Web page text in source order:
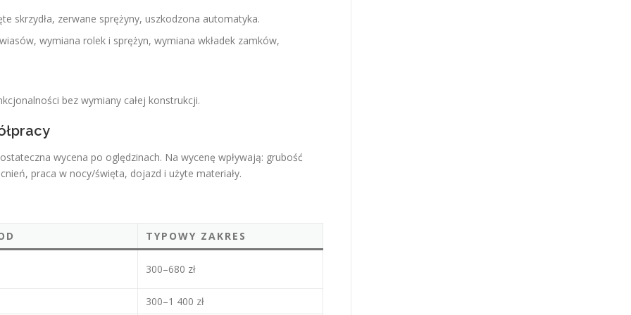
skrzydła, zerwane sprężyny, uszkodzona automatyka.
wymiana rolek i sprężyn, wymiana wkładek zamków,
bez wymiany całej konstrukcji.
wycena po oględzinach. Na wycenę wpływają: grubość
praca w nocy/święta, dojazd i użyte materiały.
TYPOWY ZAKRES
300–680 zł
300–1 400 zł